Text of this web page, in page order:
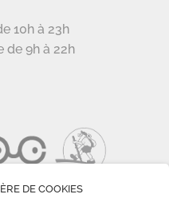
10h à 23h
de 9h à 22h
DE COOKIES